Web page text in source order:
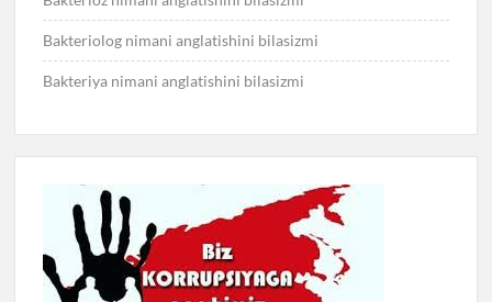
Bakteriolog nimani anglatishini bilasizmi
Bakteriya nimani anglatishini bilasizmi